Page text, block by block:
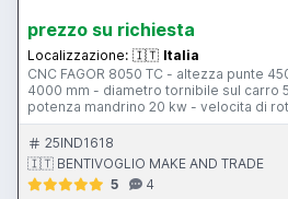
prezzo su richiesta
Localizzazione: 🇮🇹 Italia
CNC FAGOR 8050 TC - altezza punte
4000 mm - diametro tornibile sul carro
potenza mandrino 20 kw - velocita di
gamme automatiche - passaggio barra
automatica - volantino elettronico -
contropunta c.m. 6 - piattaforma -
protezione antinfortunistica doppio
guida d appoggio sotto il carro
25IND1618
🇮🇹 BENTIVOGLIO MAKE AND TRADE
5
4